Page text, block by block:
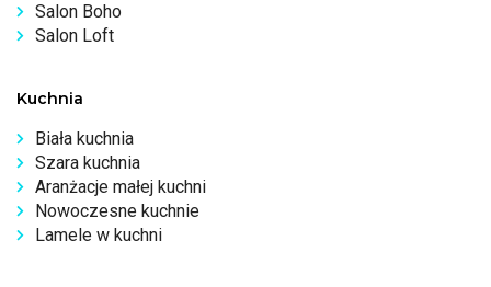
Salon Boho
Salon Loft
Kuchnia
Biała kuchnia
Szara kuchnia
Aranżacje małej kuchni
Nowoczesne kuchnie
Lamele w kuchni